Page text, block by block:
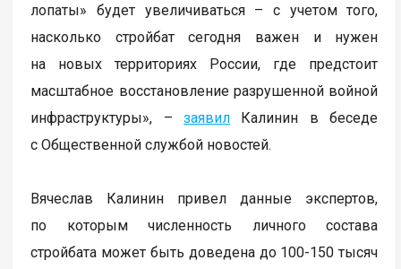
лопаты» будет увеличиваться – с учетом того,
насколько стройбат сегодня важен и нужен
на новых территориях России, где предстоит
масштабное восстановление разрушенной войной
инфраструктуры», –заявил Калинин в беседе
с Общественной службой новостей.
Вячеслав Калинин привел данные экспертов,
по которым численность личного состава
стройбата может быть доведена до 100-150 тысяч